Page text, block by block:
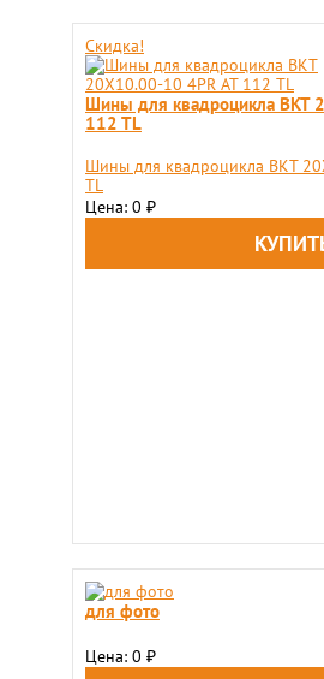
Скидка!
Шины для квадроцикла BKT
112 TL
Шины для квадроцикла BKT
TL
Цена: 0 ₽
для фото
Цена: 0 ₽